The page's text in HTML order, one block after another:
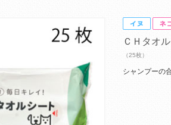
ＣＨタオ
（25枚）
シャンプーの